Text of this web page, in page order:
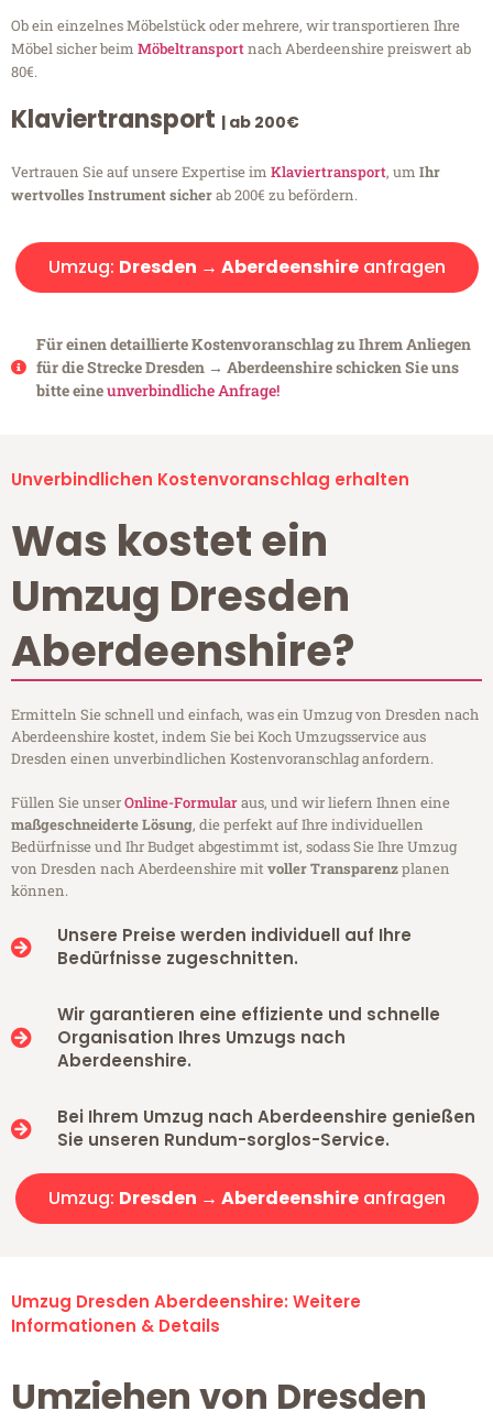
Ob ein einzelnes Möbelstück oder mehrere, wir transportieren Ihre
Möbel sicher beim Möbeltransportnach Aberdeenshire preiswert ab
80€.
Klaviertransport | ab 200€
Vertrauen Sie auf unsere Expertise im Klaviertransport, um Ihr
wertvolles Instrument sicherab 200€ zu befördern.
Umzug: Dresden → Aberdeenshireanfragen
Für einen detaillierte Kostenvoranschlag zu Ihrem Anliegen
für die Strecke Dresden → Aberdeenshire schicken Sie uns
bitte eineunverbindliche Anfrage!
Unverbindlichen Kostenvoranschlag erhalten
Was kostet ein
Umzug Dresden
Aberdeenshire?
Ermitteln Sie schnell und einfach, was ein Umzug von Dresden nach
Aberdeenshire kostet, indem Sie bei Koch Umzugsservice aus
Dresden einen unverbindlichen Kostenvoranschlag anfordern.
Füllen Sie unserOnline-Formularaus, und wir liefern Ihnen eine
maßgeschneiderte Lösung, die perfekt auf Ihre individuellen
Bedürfnisse und Ihr Budget abgestimmt ist, sodass Sie Ihre Umzug
von Dresden nach Aberdeenshire mitvoller Transparenzplanen
können.
Unsere Preise werden individuell auf Ihre
Bedürfnisse zugeschnitten.
Wir garantieren eine effiziente und schnelle
Organisation Ihres Umzugs nach
Aberdeenshire.
Bei Ihrem Umzug nach Aberdeenshire genießen
Sie unseren Rundum-sorglos-Service.
Umzug: Dresden → Aberdeenshireanfragen
Umzug Dresden Aberdeenshire: Weitere
Informationen & Details
Umziehen von Dresden